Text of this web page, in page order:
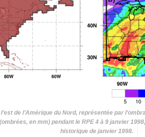
de l’Amérique du Nord, représentée par
en mm) pendant le RPE 4 à 9 janvier
historique de janvier 1998.